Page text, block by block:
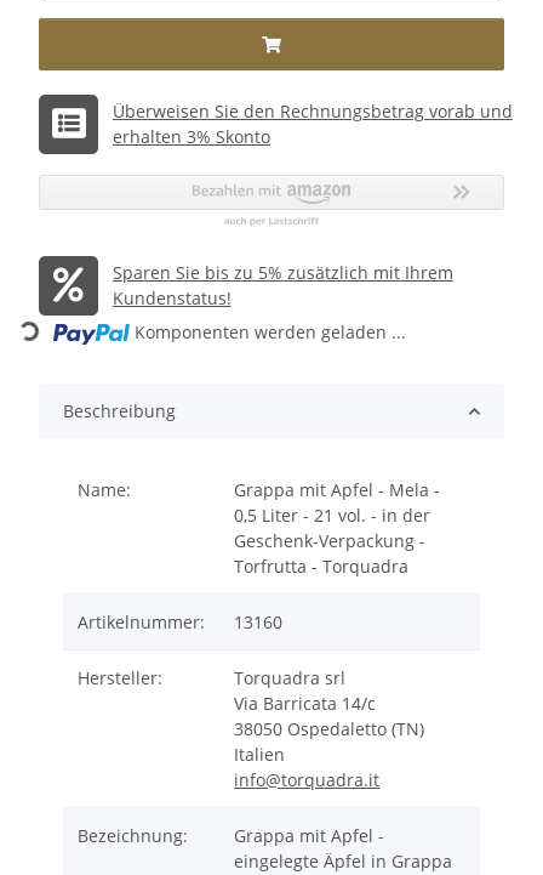
Überweisen Sie den Rechnungsbetrag vorab und
erhalten 3% Skonto
Sparen Sie bis zu 5% zusätzlich mit Ihrem
Kundenstatus!
Loading... Komponenten werden geladen ...
Beschreibung
Name:
Grappa mit Apfel - Mela -
0,5 Liter - 21 vol. - in der
Geschenk-Verpackung -
Torfrutta - Torquadra
Artikelnummer: 13160
Hersteller:
Torquadra srl
Via Barricata 14/c
38050 Ospedaletto (TN)
Italien
info@torquadra.it
Bezeichnung:
Grappa mit Apfel -
eingelegte Äpfel in Grappa